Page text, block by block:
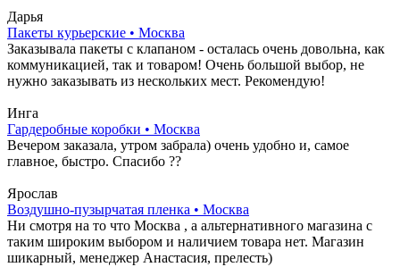
Дарья
Пакеты курьерские • Москва
Заказывала пакеты с клапаном - осталась очень довольна, как
коммуникацией, так и товаром! Очень большой выбор, не
нужно заказывать из нескольких мест. Рекомендую!
Инга
Гардеробные коробки • Москва
Вечером заказала, утром забрала) очень удобно и, самое
главное, быстро. Спасибо ??
Ярослав
Воздушно-пузырчатая пленка • Москва
Ни смотря на то что Москва , а альтернативного магазина с
таким широким выбором и наличием товара нет. Магазин
шикарный, менеджер Анастасия, прелесть)